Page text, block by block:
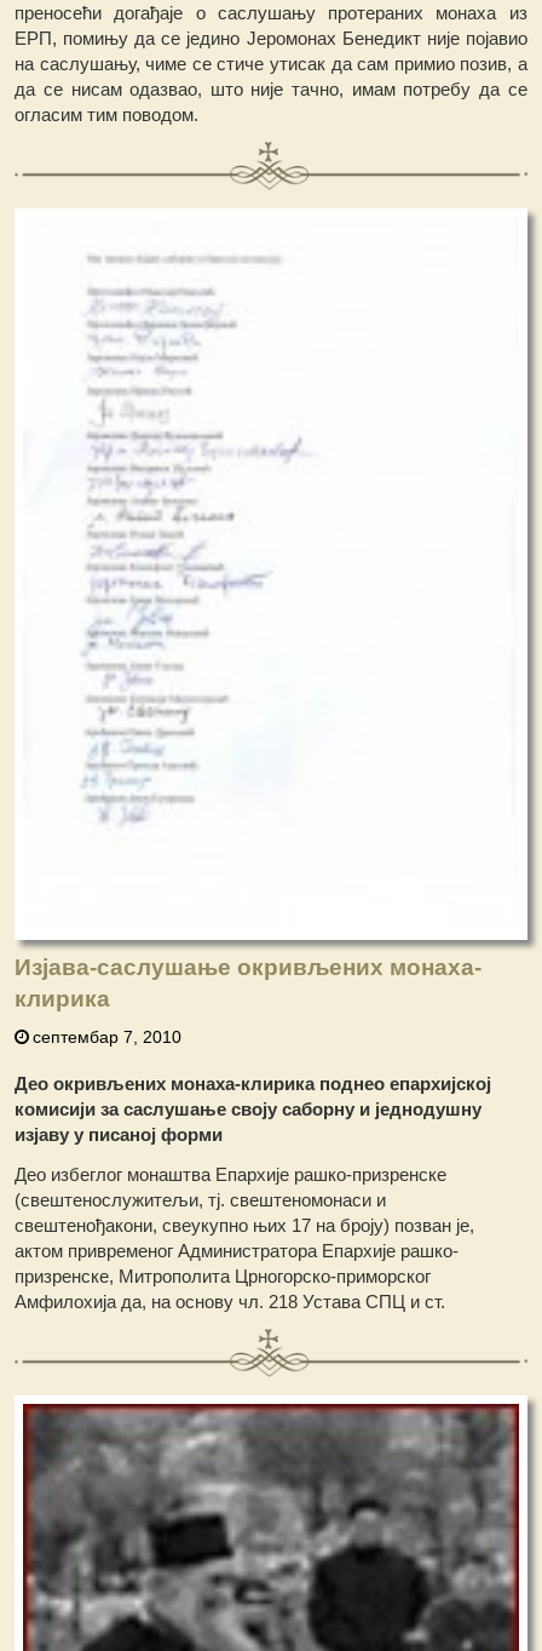
преносећи догађаје о саслушању протераних монаха из
ЕРП, помињу да се једино Јеромонах Бенедикт није појавио
на саслушању, чиме се стиче утисак да сам примио позив, а
дa се нисам одазвао, што није тачно, имам потребу да се
огласим тим поводом.
Изјава-саслушање окривљених монаха-
клирика
септембар 7, 2010
Део окривљених монаха-клирика поднео епархијској
комисији за саслушање своју саборну и једнодушну
изјаву у писаној форми
Део избеглог монаштва Епархије рашко-призренске
(свештенослужитељи, тј. свештеномонаси и
свештенођакони, свеукупно њих 17 на броју) позван је,
актом привременог Администратора Епархије рашко-
призренске, Митрополита Црногорско-приморског
Амфилохија да, на основу чл. 218 Устава СПЦ и ст.